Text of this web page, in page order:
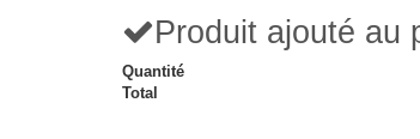
Produit ajouté au
Quantité
Total